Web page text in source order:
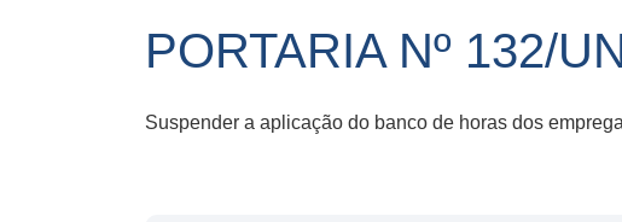
PORTARIA Nº 132/
Suspender a aplicação do banco de horas dos